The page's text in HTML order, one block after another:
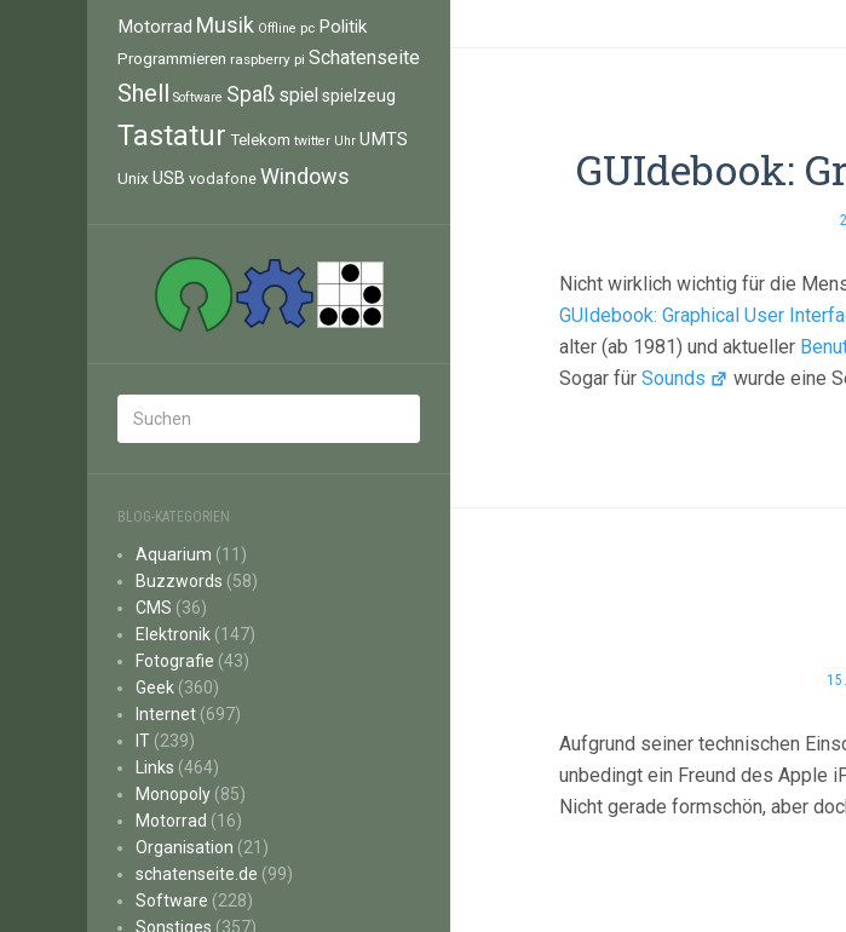
Motorrad Musik Offline pc Politik
Programmieren raspberry pi Schatenseite
Shell Software Spaß spiel spielzeug
Tastatur Telekom twitter Uhr UMTS
Unix USB vodafone Windows
BLOG-KATEGORIEN
Aquarium (11)
Buzzwords (58)
CMS (36)
Elektronik (147)
Fotografie (43)
Geek (360)
Internet (697)
IT (239)
Links (464)
Monopoly (85)
Motorrad (16)
Organisation (21)
schatenseite.de (99)
Software (228)
Sonstiges (357)
GUIdebook:
Nicht wirklich wichtig für die
GUIdebook: Graphical User
alter (ab 1981) und aktueller
Sogar für Sounds wurde eine
Aufgrund seiner technischen
unbedingt ein Freund des Apple
Nicht gerade formschön, aber